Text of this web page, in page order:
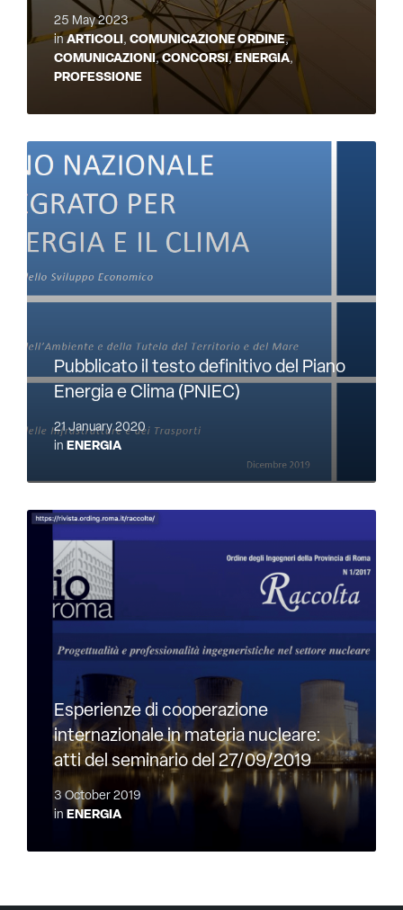
25 May 2023
inARTICOLI, COMUNICAZIONE ORDINE,
COMUNICAZIONI,CONCORSI,ENERGIA,
PROFESSIONE
Pubblicato il testo definitivo del Piano
Energia e Clima (PNIEC)
21 January 2020
in ENERGIA
Esperienze di cooperazione
internazionale in materia nucleare:
atti del seminario del 27/09/2019
3 October 2019
in ENERGIA